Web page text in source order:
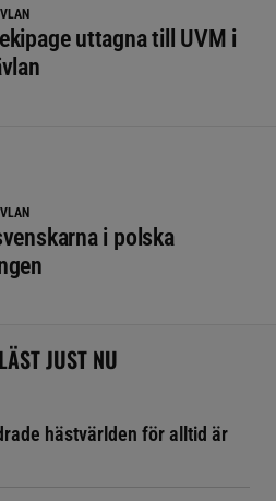
uttagna till UVM i
i polska
JUST NU
hästvärlden för alltid är